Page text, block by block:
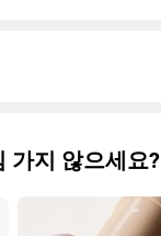
가지 않으세요?